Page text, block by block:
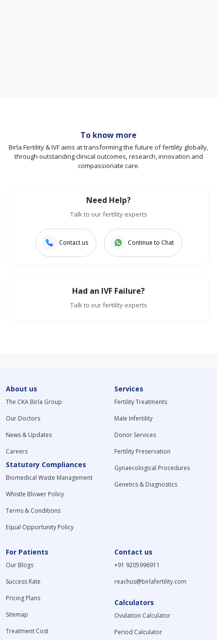
To know more
Birla Fertility & IVF aims at transforming the future of fertility globally,
through outstanding clinical outcomes, research, innovation and
compassionate care.
Need Help?
Talk to our fertility experts
Contact us Continue to Chat
Had an IVF Failure?
Talk to our fertility experts
About us
The CKA Birla Group
Our Doctors
News & Updates
Careers
Statutory Compliances
Biomedical Waste Management
Whistle Blower Policy
Terms & Conditions
Equal Opportunity Policy
Services
Fertility Treatments
Male Infertility
Donor Services
Fertility Preservation
Gynaecological Procedures
Genetics & Diagnostics
For Patients
Our Blogs
Success Rate
Pricing Plans
Sitemap
Treatment Cost
Contact us
+91 9205996911
reachus@birlafertility.com
Calculators
Ovulation Calculator
Period Calculator